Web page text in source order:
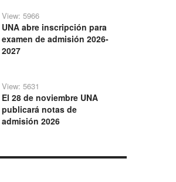
View: 5966
UNA abre inscripción para
examen de admisión 2026-
2027
View: 5631
El 28 de noviembre UNA
publicará notas de
admisión 2026